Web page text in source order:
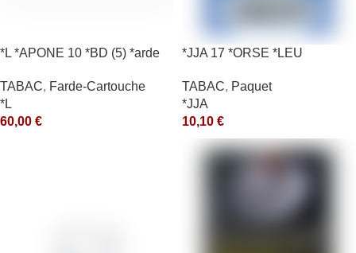
*L *APONE 10 *BD (5) *arde
TABAC, Farde-Cartouche
*L
60,00 €
*JJA 17 *ORSE *LEU
TABAC, Paquet
*JJA
10,10 €